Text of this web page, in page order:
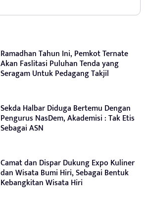
Ramadhan Tahun Ini, Pemkot Ternate
Akan Faslitasi Puluhan Tenda yang
Seragam Untuk Pedagang Takjil
Sekda Halbar Diduga Bertemu Dengan
Pengurus NasDem, Akademisi : Tak Etis
Sebagai ASN
Camat dan Dispar Dukung Expo Kuliner
dan Wisata Bumi Hiri, Sebagai Bentuk
Kebangkitan Wisata Hiri